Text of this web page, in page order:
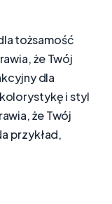
tożsamość
że Twój
dla
i styl
że Twój
przykład,